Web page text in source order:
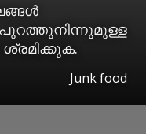
പുറത്തുനിന്നുമുള്ള
Junk food